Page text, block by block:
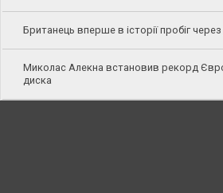
Британець вперше в історії пробіг
Миколас Алекна встановив рекорд
диска